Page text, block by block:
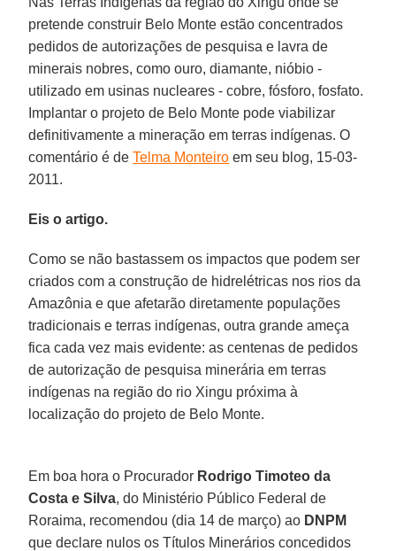
pretende construir Belo Monte estão concentrados
pedidos de autorizações de pesquisa e lavra de
minerais nobres, como ouro, diamante, nióbio -
utilizado em usinas nucleares - cobre, fósforo, fosfato.
Implantar o projeto de Belo Monte pode viabilizar
definitivamente a mineração em terras indígenas. O
comentário é deTelma Monteiro em seu blog, 15-03-
2011.
Eis o artigo.
Como se não bastassem os impactos que podem ser
criados com a construção de hidrelétricas nos rios da
Amazônia e que afetarão diretamente populações
tradicionais e terras indígenas, outra grande ameça
fica cada vez mais evidente: as centenas de pedidos
de autorização de pesquisa minerária em terras
indígenas na região do rio Xingu próxima à
localização do projeto de Belo Monte.
Em boa hora o Procurador Rodrigo Timoteo da
Costa e Silva, do Ministério Público Federal de
Roraima, recomendou (dia 14 de março) ao DNPM
que declare nulos os Títulos Minerários concedidos